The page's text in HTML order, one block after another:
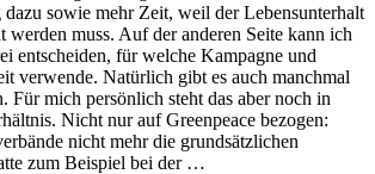
dazu sowie mehr Zeit, weil der Lebensunterhalt
werden muss. Auf der anderen Seite kann ich
entscheiden, für welche Kampagne und
verwende. Natürlich gibt es auch manchmal
Für mich persönlich steht das aber noch in
Nicht nur auf Greenpeace bezogen:
nicht mehr die grundsätzlichen
zum Beispiel bei der …